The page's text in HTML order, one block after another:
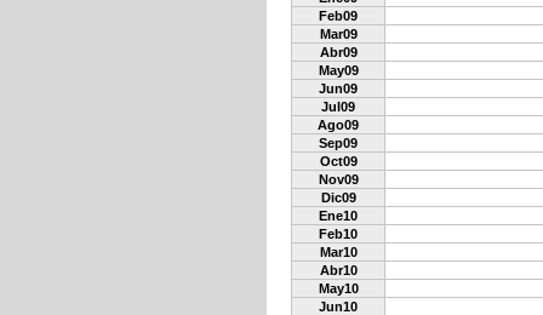
Feb09
Mar09
Abr09
May09
Jun09
Jul09
Ago09
Sep09
Oct09
Nov09
Dic09
Ene10
Feb10
Mar10
Abr10
May10
Jun10